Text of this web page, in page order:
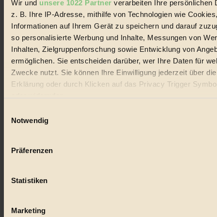
Wir und unsere 1022 Partner verarbeiten Ihre persönlichen
z. B. Ihre IP-Adresse, mithilfe von Technologien wie
Informationen auf Ihrem Gerät zu speichern und darauf
so personalisierte Werbung und Inhalte, Messungen von
Inhalten, Zielgruppenforschung sowie Entwicklung von
ermöglichen. Sie entscheiden darüber, wer Ihre Daten für
Zwecke nutzt. Sie können Ihre Einwilligung jederzeit über
Erklärung oder durch Klicken auf das Privacy Trigger
Wenn Sie es erlauben, würden wir auch gerne:
Ihr Gerät durch aktives Scannen nach bestimmten
Erfahren Sie mehr darüber, wie Ihre persönlichen Daten
Notwendig
Präferenzen
Statistiken
Marketing
Lebensmittel
Natur
kinderbuch
nachhaltig